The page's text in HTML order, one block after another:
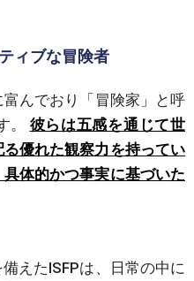
ィブな冒険者
んでおり「冒険家」と呼
彼らは五感を通じて世
優れた観察力を持ってい
体的かつ事実に基づいた
えたISFPは、日常の中に